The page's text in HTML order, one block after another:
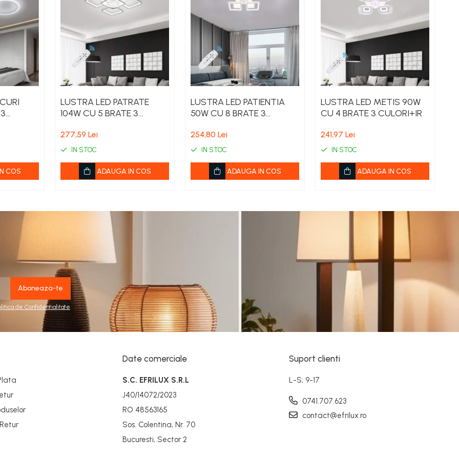
COS
LUSTRA LED PATRATE
104W CU 5 BRATE 3
277,59 Lei
IN STOC
ADAUGA IN COS
LUSTRA LED PATIENTIA
50W CU 8 BRATE 3
254,80 Lei
IN STOC
ADAUGA IN COS
LUSTRA LED METIS 90W
CU 4 BRATE 3 CULORI+IR
241,97 Lei
IN STOC
ADAUGA IN COS
de Confidentialitate
Date comerciale
S.C. EFRILUX S.R.L
J40/14072/2023
RO 48563165
Sos. Colentina, Nr. 70
Bucuresti, Sector 2
Suport clienti
L-S; 9-17
0741.707.623
contact@efrilux.ro